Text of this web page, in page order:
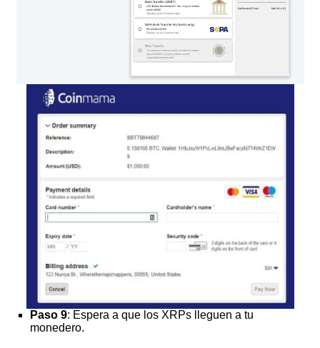
Paso 9: Espera a que los XRPs lleguen a tu
monedero.